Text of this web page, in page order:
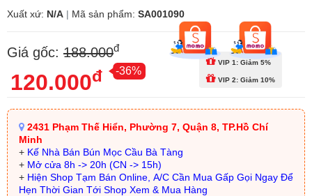
Xuất xứ: N/A | Mã sản phẩm: SA001090
Giá gốc: 188.000đ
120.000đ -36%
VIP 1: Giảm 5%
VIP 2: Giảm 10%
2431 Phạm Thế Hiển, Phường 7, Quận 8, TP.Hồ Chí
Minh
+ Kế Nhà Bán Bún Mọc Cầu Bà Tàng
+ Mở cửa 8h -> 20h (CN -> 15h)
+ Hiện Shop Tạm Bán Online, A/C Cần Mua Gấp Gọi Ngay Để
Hẹn Thời Gian Tới Shop Xem & Mua Hàng